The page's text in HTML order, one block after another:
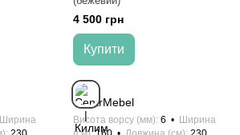
Ширина
4 500 грн
Купити
Висота ворсу (мм) 6
Ширина